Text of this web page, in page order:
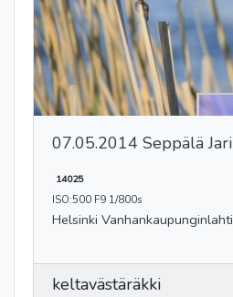
07.05.2014 Seppälä Jari
14025
ISO:500 F9 1/800s
Helsinki Vanhankaupunginlahti
keltavästäräkki